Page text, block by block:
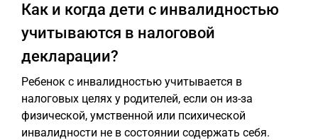
Как и когда дети с инвалидностью
учитываются в налоговой
декларации?
Ребенок с инвалидностью учитывается в
налоговых целях у родителей, если он из-за
физической, умственной или психической
инвалидности не в состоянии содержать себя.